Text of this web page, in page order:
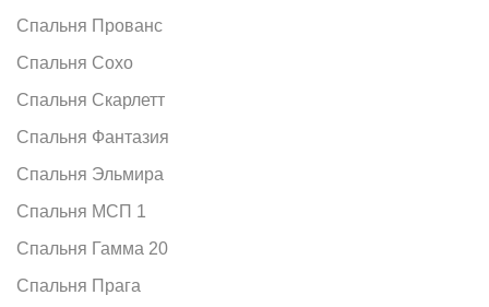
Спальня Прованс
Спальня Сохо
Спальня Скарлетт
Спальня Фантазия
Спальня Эльмира
Спальня МСП 1
Спальня Гамма 20
Спальня Прага